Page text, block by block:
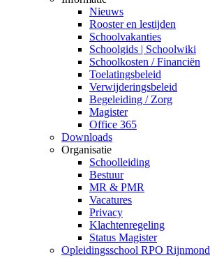
Nieuws
Rooster en lestijden
Schoolvakanties
Schoolgids | Schoolwiki
Schoolkosten / Financiën
Toelatingsbeleid
Verwijderingsbeleid
Begeleiding / Zorg
Magister
Office 365
Downloads
Organisatie
Schoolleiding
Bestuur
MR & PMR
Vacatures
Privacy
Klachtenregeling
Status Magister
Opleidingsschool RPO Rijnmond